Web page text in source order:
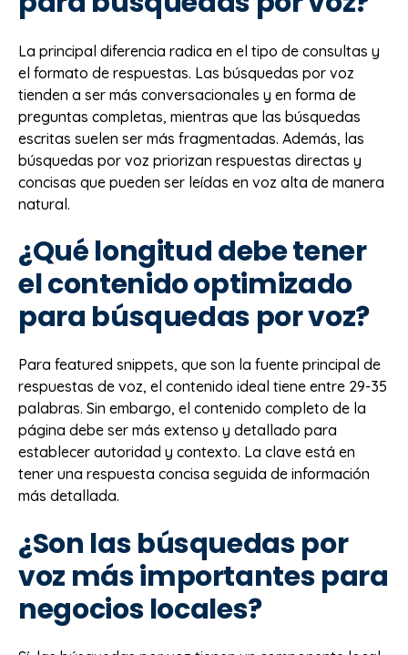
La principal diferencia radica en el tipo de consultas y
el formato de respuestas. Las búsquedas por voz
tienden a ser más conversacionales y en forma de
preguntas completas, mientras que las búsquedas
escritas suelen ser más fragmentadas. Además, las
búsquedas por voz priorizan respuestas directas y
concisas que pueden ser leídas en voz alta de manera
natural.
¿Qué longitud debe tener
el contenido optimizado
para búsquedas por voz?
Para featured snippets, que son la fuente principal de
respuestas de voz, el contenido ideal tiene entre 29-35
palabras. Sin embargo, el contenido completo de la
página debe ser más extenso y detallado para
establecer autoridad y contexto. La clave está en
tener una respuesta concisa seguida de información
más detallada.
¿Son las búsquedas por
voz más importantes para
negocios locales?